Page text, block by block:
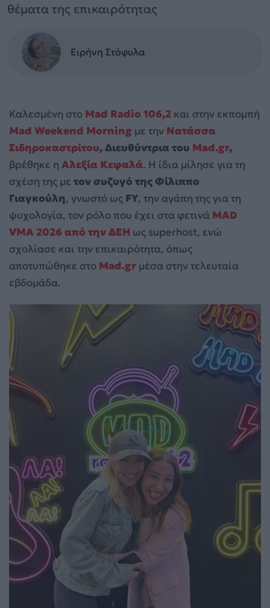
θέματα της επικαιρότητας
Ειρήνη Στόφυλα
Καλεσμένη στο Mad Radio 106,2 και στην εκπομπή
Mad Weekend Morning με την Νατάσσα
Σιδηροκαστρίτου, Διευθύντρια του Mad.gr,
βρέθηκε η Αλεξία Κεφαλά. Η ίδια μίλησε για τη
σχέση της με τον συζυγό της Φίλιππο
Γιαγκούλη, γνωστό ως FY, την αγάπη της για τη
ψυχολογία, τον ρόλο που έχει στα φετινά MAD
VMA 2026 από την ΔΕΗ ως superhost, ενώ
σχολίασε και την επικαιρότητα, όπως
αποτυπώθηκε στο Mad.gr μέσα στην τελευταία
εβδομάδα.